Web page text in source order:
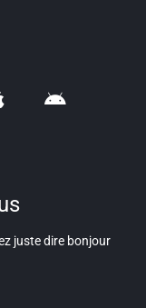
juste dire bonjour